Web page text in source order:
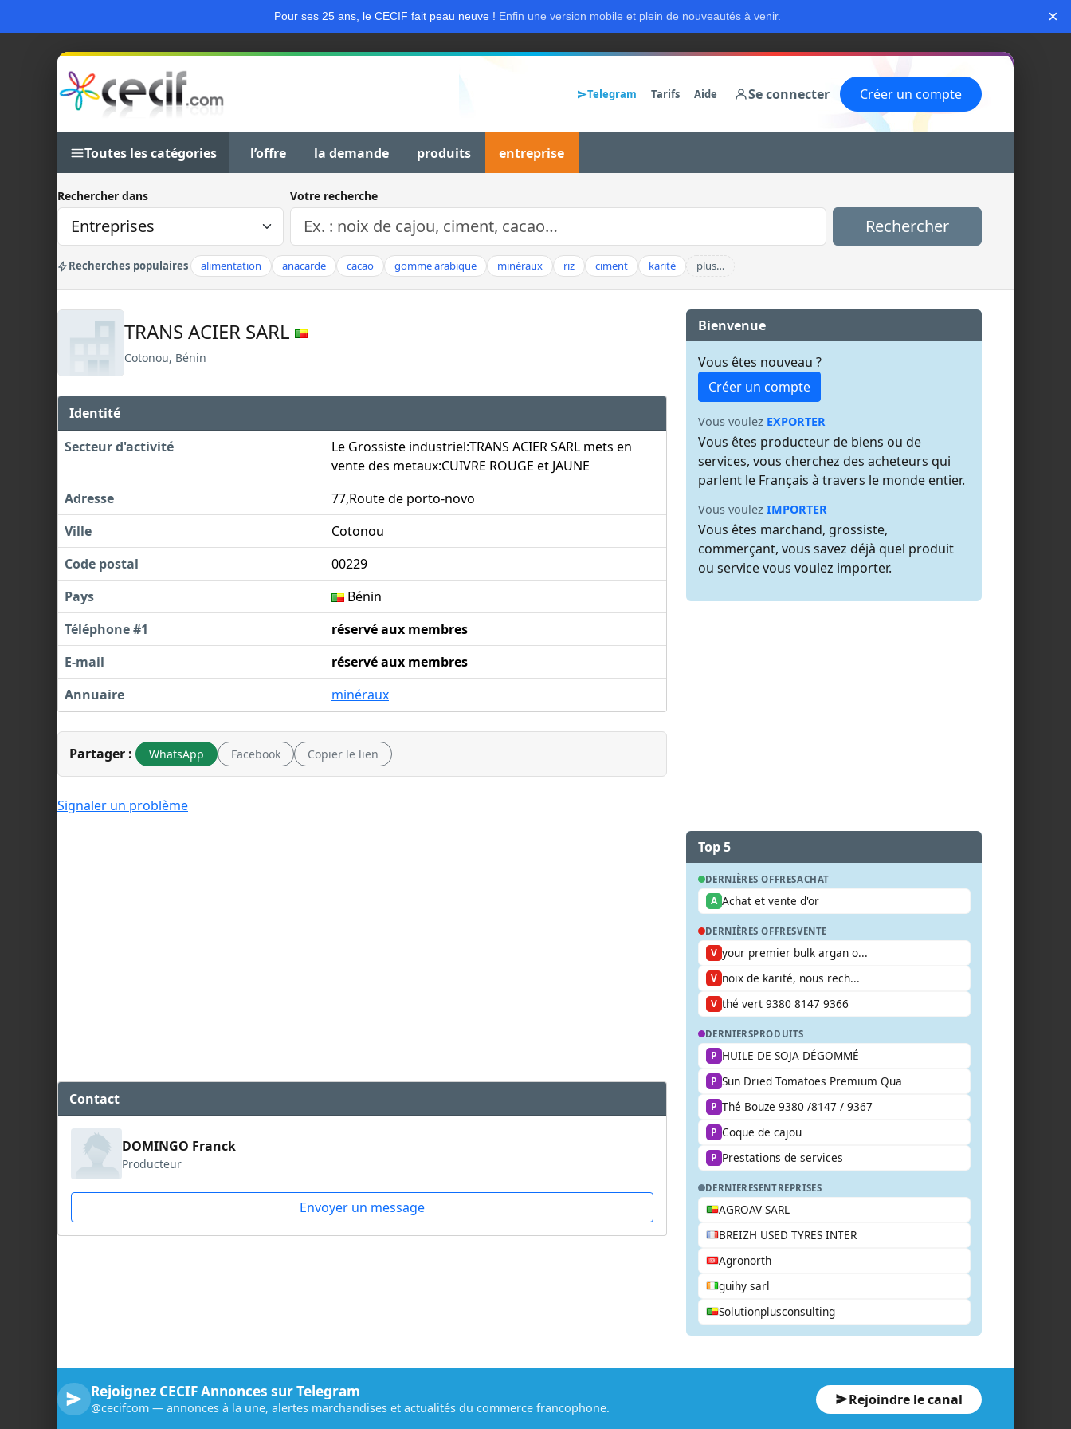
Pour ses 25 ans, le CECIF fait peau neuve ! Enfin une version mobile et plein de nouveautés à venir. ×
Telegram Tarifs Aide Se connecter Créer un compte
Toutes les catégories l’offre la demande produits entreprise
Rechercher dans Votre recherche
Rechercher
Recherches populaires alimentation anacarde cacao gomme arabique minéraux riz ciment karité plus…
TRANS ACIER SARL
Cotonou, Bénin
Identité
Secteur d'activité
Le Grossiste industriel:TRANS ACIER SARL mets en
vente des metaux:CUIVRE ROUGE et JAUNE
Adresse
77,Route de porto-novo
Ville
Cotonou
Code postal
00229
Pays
Bénin
Téléphone #1
réservé aux membres
E-mail
réservé aux membres
Annuaire
minéraux
Partager : WhatsApp Facebook Copier le lien
Signaler un problème
Contact
DOMINGO Franck
Producteur
Envoyer un message
Bienvenue
Vous êtes nouveau ?
Créer un compte
Vous voulez EXPORTER
Vous êtes producteur de biens ou de
services, vous cherchez des acheteurs qui
parlent le Français à travers le monde entier.
Vous voulez IMPORTER
Vous êtes marchand, grossiste,
commerçant, vous savez déjà quel produit
ou service vous voulez importer.
Top 5
DERNIÈRES OFFRESACHAT
A Achat et vente d'or
DERNIÈRES OFFRESVENTE
V your premier bulk argan o...
V noix de karité, nous rech...
V thé vert 9380 8147 9366
DERNIERSPRODUITS
P HUILE DE SOJA DÉGOMMÉ
P Sun Dried Tomatoes Premium Qua
P Thé Bouze 9380 /8147 / 9367
P Coque de cajou
P Prestations de services
DERNIERESENTREPRISES
AGROAV SARL
BREIZH USED TYRES INTER
Agronorth
guihy sarl
Solutionplusconsulting
Rejoignez CECIF Annonces sur Telegram
@cecifcom — annonces à la une, alertes marchandises et actualités du commerce francophone. Rejoindre le canal